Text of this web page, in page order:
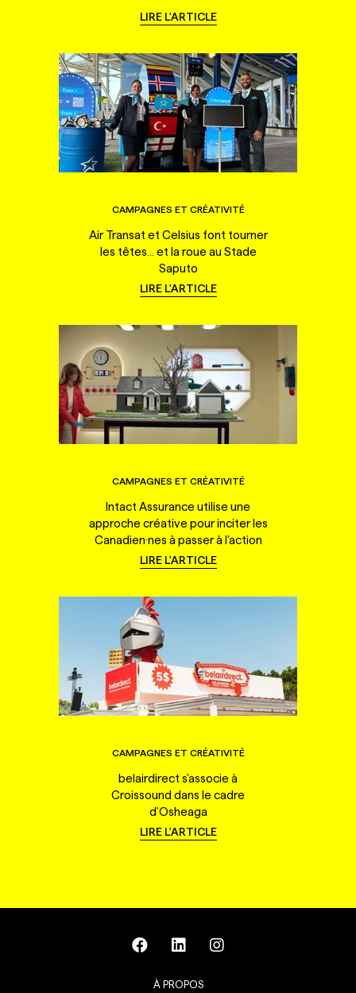
LIRE L'ARTICLE
CAMPAGNES ET CRÉATIVITÉ
Air Transat et Celsius font tourner
les têtes... et la roue au Stade
Saputo
LIRE L'ARTICLE
CAMPAGNES ET CRÉATIVITÉ
Intact Assurance utilise une
approche créative pour inciter les
Canadien·nes à passer à l'action
LIRE L'ARTICLE
CAMPAGNES ET CRÉATIVITÉ
belairdirect s'associe à
Croissound dans le cadre
d'Osheaga
LIRE L'ARTICLE
À PROPOS